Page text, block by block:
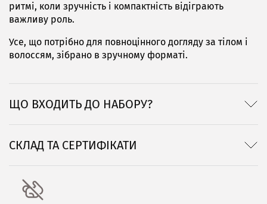
ритмі, коли зручність і компактність відіграють
важливу роль.
Усе, що потрібно для повноцінного догляду за тілом і
волоссям, зібрано в зручному форматі.
ЩО ВХОДИТЬ ДО НАБОРУ?
СКЛАД ТА СЕРТИФІКАТИ